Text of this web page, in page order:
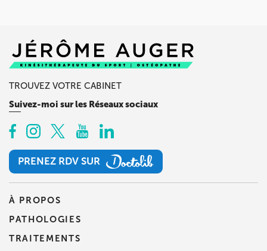
TROUVEZ VOTRE CABINET
Suivez-moi sur les Réseaux sociaux
PRENEZ RDV SUR
PRENEZ RDV SUR
À PROPOS
PATHOLOGIES
TRAITEMENTS